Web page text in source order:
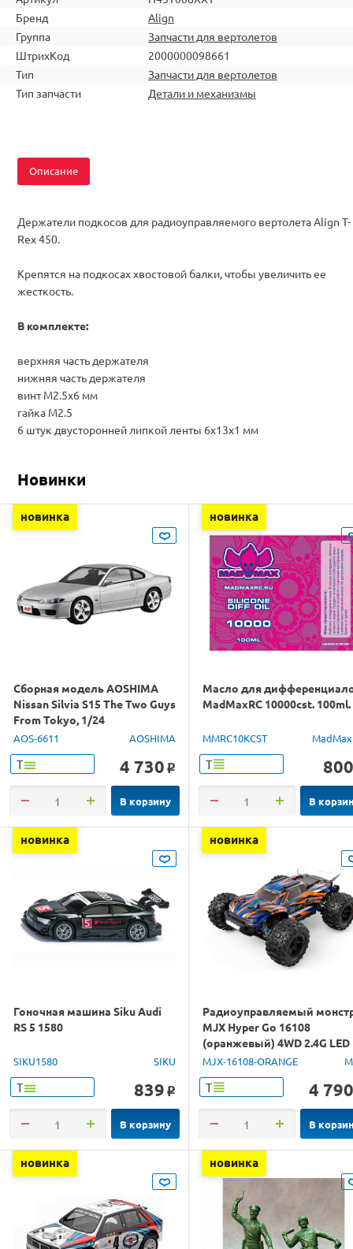
Бренд
Align
Группа
Запчасти для вертолетов
ШтрихКод
2000000098661
Тип
Запчасти для вертолетов
Тип запчасти
Детали и механизмы
Описание
Держатели подкосов для радиоуправляемого вертолета Align T-
Rex 450.
Крепятся на подкосаххвостовой балки, чтобы увеличить ее
жесткость.
В комплекте:
верхняя часть держателя
нижняя часть держателя
винт M2.5x6 мм
гайка M2.5
6 штук двусторонней липкой ленты 6x13x1 мм
Новинки
новинка
Сборная модель AOSHIMA
Nissan Silvia S15 The Two Guys
From Tokyo, 1/24
AOS-6611 AOSHIMA
Т 4 730 o
В корзину
новинка
Масло для
MadMaxRC 10000cst. 100ml.
MMRC10KCST
Т 800
В
новинка
Гоночная машина Siku Audi
RS 5 1580
SIKU1580 SIKU
Т 839 o
В корзину
новинка
Радиоуправляемый
MJX Hyper Go 16108
(оранжевый) 4WD 2.4G LED
1/16 RTR
MJX-16108-ORANGE
Т 4 790
В
новинка новинка